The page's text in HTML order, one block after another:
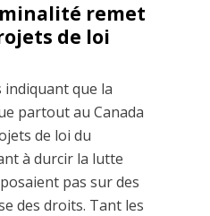
remet
de loi
que la
partout au Canada
de loi du
à durcir la lutte
pas sur des
des droits. Tant les